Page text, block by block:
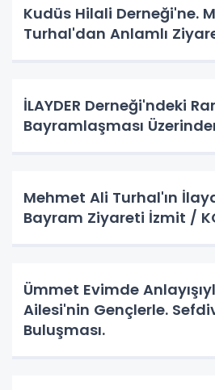
Kudüs Hilali Derneği'ne.
Turhal'dan Anlamlı
İLAYDER Derneği'ndeki
Bayramlaşması
Mehmet Ali Turhal'ın
Bayram Ziyareti İzmit /
Ümmet Evimde
Ailesi'nin Gençlerle.
Buluşması.